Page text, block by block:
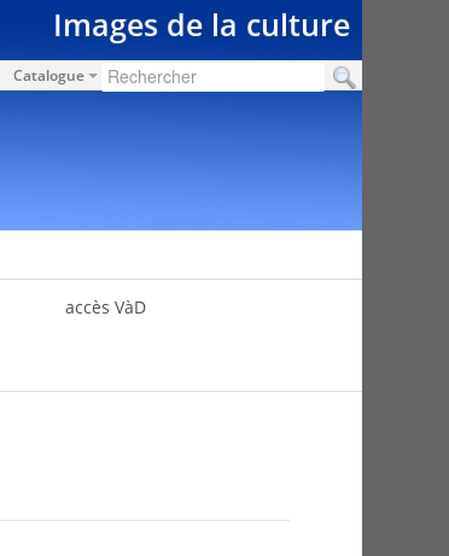
Images de la culture
Catalogue
accès VàD